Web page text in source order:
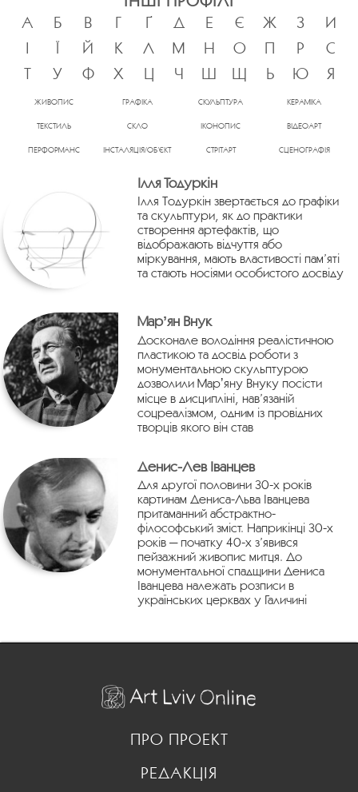
А
Б В Г Ґ Д Е Є Ж З
И
І
Ї Й К Л М Н О П Р
С
Т
У Ф Х Ц Ч Ш Щ Ь Ю Я
ЖИВОПИС ГРАФІКА СКУЛЬПТУРА КЕРАМІКА
ТЕКСТИЛЬ СКЛО ІКОНОПИС ВІДЕОАРТ
ПЕРФОРМАНС ІНСТАЛЯЦІЯ/ОБ’ЄКТ СТРІТАРТ СЦЕНОГРАФІЯ
Ілля Тодуркін
Ілля Тодуркін звертається до графіки
та скульптури, як до практики
створення артефактів, що
відображають відчуття або
міркування, мають властивості пам’яті
та стають носіями особистого досвіду
Марʼян Внук
Досконале володіння реалістичною
пластикою та досвід роботи з
монументальною скульптурою
дозволили Марʼяну Внуку посісти
місце в дисципліні, нав’язаній
соцреалізмом, одним із провідних
творців якого він став
Денис-Лев Іванцев
Для другої половини 30-х років
картинам Дениса-Льва Іванцева
притаманний абстрактно-
філософський зміст. Наприкінці 30-х
років — початку 40-х з’явився
пейзажний живопис митця. До
монументальної спадщини Дениса
Іванцева належать розписи в
українських церквах у Галичині
ПРО ПРОЕКТ
РЕДАКЦІЯ